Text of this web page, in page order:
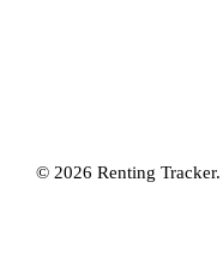
© 2026 Renting Tracker.